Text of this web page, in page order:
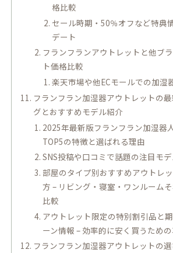
格比較
セール時期・50％オフなど特典
デート
フランフランアウトレットと他ブ
ト価格比較
楽天市場や他ECモールでの加湿
フランフラン加湿器アウトレットの
グとおすすめモデル紹介
2025年最新版フランフラン加湿器
TOP5の特徴と選ばれる理由
SNS投稿や口コミで話題の注目モ
部屋のタイプ別おすすめアウトレ
方 – リビング・寝室・ワンルーム
比較
アウトレット限定の特別割引品と
ーン情報 – 効率的に安く買うため
フランフラン加湿器アウトレットの